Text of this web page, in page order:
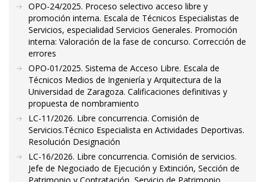
OPO-24/2025. Proceso selectivo acceso libre y
promoción interna. Escala de Técnicos Especialistas de
Servicios, especialidad Servicios Generales. Promoción
interna: Valoración de la fase de concurso. Corrección de
errores
OPO-01/2025. Sistema de Acceso Libre. Escala de
Técnicos Medios de Ingeniería y Arquitectura de la
Universidad de Zaragoza. Calificaciones definitivas y
propuesta de nombramiento
LC-11/2026. Libre concurrencia. Comisión de
Servicios.Técnico Especialista en Actividades Deportivas.
Resolución Designación
LC-16/2026. Libre concurrencia. Comisión de servicios.
Jefe de Negociado de Ejecución y Extinción, Sección de